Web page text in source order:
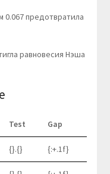
0.067 предотвратила
равновесия Нэша
Test Gap
{}.{} {:+.1f}